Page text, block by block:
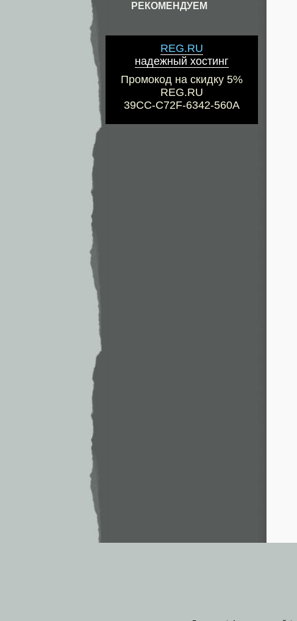
РЕКОМЕНДУЕМ
REG.RU
надежный хостинг
Промокод на скидку 5%
REG.RU
39CC-C72F-6342-560A